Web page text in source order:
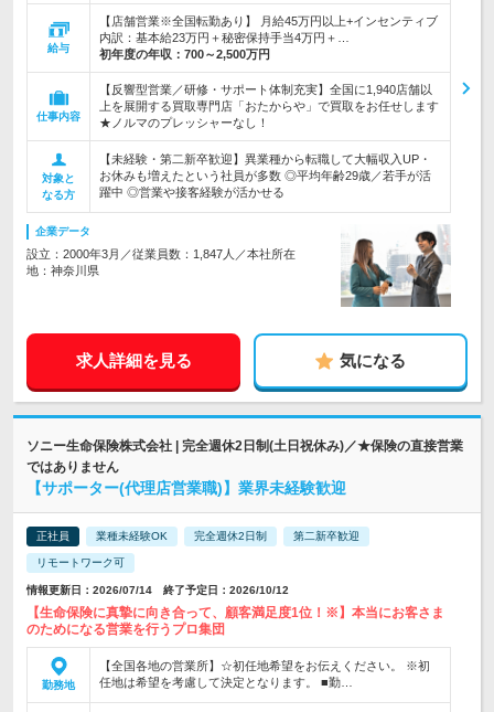
給与
【店舗営業※全国転勤あり】 月給45万円以上+インセンティブ
内訳：基本給23万円＋秘密保持手当4万円＋…
初年度の年収： 700～2,500万円
仕事内容
【反響型営業／研修・サポート体制充実】全国に1,940店舗以
上を展開する買取専門店「おたからや」で買取をお任せします
★ノルマのプレッシャーなし！
対象と
なる方
【未経験・第二新卒歓迎】異業種から転職して大幅収入UP・
お休みも増えたという社員が多数 ◎平均年齢29歳／若手が活
躍中 ◎営業や接客経験が活かせる
企業データ
設立：2000年3月／従業員数：1,847人／本社所在
地：神奈川県
求人詳細を見る 気になる
ソニー生命保険株式会社 | 完全週休2日制(土日祝休み)／★保険の直接営業
ではありません
【サポーター(代理店営業職)】業界未経験歓迎
正社員 業種未経験OK 完全週休2日制 第二新卒歓迎
リモートワーク可
情報更新日：2026/07/14 終了予定日：2026/10/12
【生命保険に真摯に向き合って、顧客満足度1位！※】本当にお客さま
のためになる営業を行うプロ集団
勤務地
【全国各地の営業所】☆初任地希望をお伝えください。 ※初
任地は希望を考慮して決定となります。 ■勤…